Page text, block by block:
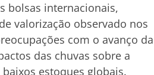
bolsas internacionais,
valorização observado nos
com o avanço da
das chuvas sobre a
estoques globais.